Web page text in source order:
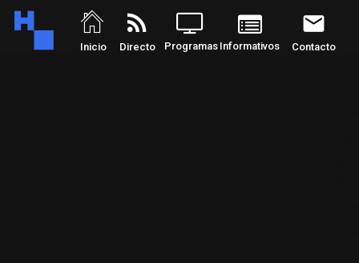
Inicio Directo Programas Informativos Contacto
rss_feed email